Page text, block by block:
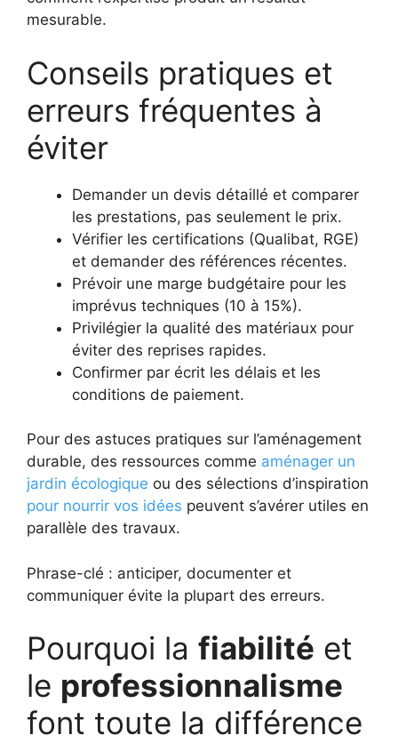
mesurable.
Conseils pratiques et
erreurs fréquentes à
éviter
Demander un devis détaillé et comparer
les prestations, pas seulement le prix.
Vérifier les certifications (Qualibat, RGE)
et demander des références récentes.
Prévoir une marge budgétaire pour les
imprévus techniques (10 à 15%).
Privilégier la qualité des matériaux pour
éviter des reprises rapides.
Confirmer par écrit les délais et les
conditions de paiement.
Pour des astuces pratiques sur l’aménagement
durable, des ressources comme aménager un
jardin écologique ou des sélections d’inspiration
pour nourrir vos idées peuvent s’avérer utiles en
parallèle des travaux.
Phrase-clé : anticiper, documenter et
communiquer évite la plupart des erreurs.
Pourquoi la fiabilité et
le professionnalisme
font toute la différence